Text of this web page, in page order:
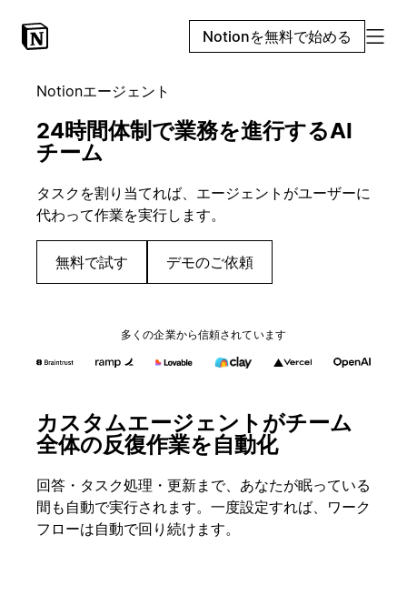
Notionを無料で始める
Notionエージェント
24時間体制で業務を進行するAI
チーム
タスクを割り当てれば、エージェントがユーザーに
代わって作業を実行します。
無料で試す デモのご依頼
多くの企業から信頼されています
カスタムエージェントがチーム
全体の反復作業を自動化
回答・タスク処理・更新まで、あなたが眠っている
間も自動で実行されます。一度設定すれば、ワーク
フローは自動で回り続けます。